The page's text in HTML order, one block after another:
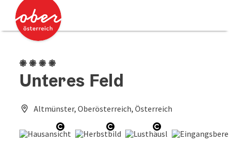
Zum Inhalt
Zum Seitenanfang
4 Blumen
Unteres Feld
Altmünster, Oberösterreich, Österreich
Copyright öffnenCopyright öffnen
Copyright